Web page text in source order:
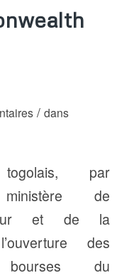
/ dans
par
de
et de la
des
du